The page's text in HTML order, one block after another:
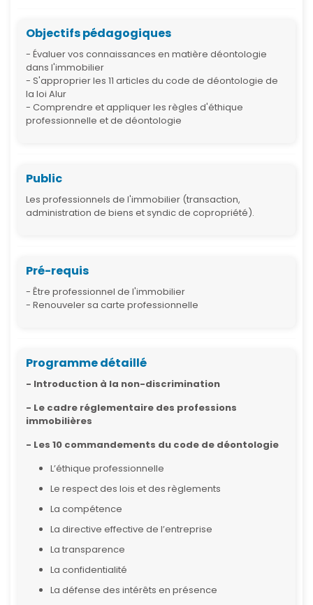
Objectifs pédagogiques
- Évaluer vos connaissances en matière déontologie
dans l'immobilier
- S'approprier les 11 articles du code de déontologie de
la loi Alur
- Comprendre et appliquer les règles d'éthique
professionnelle et de déontologie
Public
Les professionnels de l'immobilier (transaction,
administration de biens et syndic de copropriété).
Pré-requis
- Être professionnel de l'immobilier
- Renouveler sa carte professionnelle
Programme détaillé
- Introduction à la non-discrimination
- Le cadre réglementaire des professions
immobilières
- Les 10 commandements du code de déontologie
L’éthique professionnelle
Le respect des lois et des règlements
La compétence
La directive effective de l’entreprise
La transparence
La confidentialité
La défense des intérêts en présence